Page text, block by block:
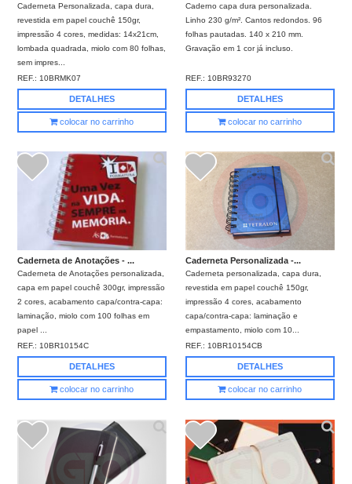
Caderneta Personalizada, capa dura,
revestida em papel couchê 150gr,
impressão 4 cores, medidas: 14x21cm,
lombada quadrada, miolo com 80 folhas,
sem impres...
REF.: 10BRMK07
DETALHES
colocar no carrinho
Caderno capa dura personalizada.
Linho 230 g/m². Cantos redondos. 96
folhas pautadas. 140 x 210 mm.
Gravação em 1 cor já incluso.
REF.: 10BR93270
DETALHES
colocar no carrinho
Caderneta de Anotações - ...
Caderneta de Anotações personalizada,
capa em papel couchê 300gr, impressão
2 cores, acabamento capa/contra-capa:
laminação, miolo com 100 folhas em
papel ...
REF.: 10BR10154C
DETALHES
colocar no carrinho
Caderneta Personalizada -...
Caderneta personalizada, capa dura,
revestida em papel couchê 150gr,
impressão 4 cores, acabamento
capa/contra-capa: laminação e
empastamento, miolo com 10...
REF.:10BR10154CB
DETALHES
colocar no carrinho